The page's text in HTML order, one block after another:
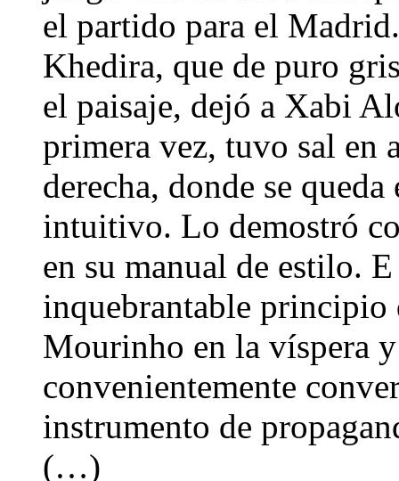
el partido para el
Khedira, que de puro
el paisaje, dejó a Xabi
primera vez, tuvo sal en
derecha, donde se
intuitivo. Lo demostró
en su manual de estilo.
inquebrantable principio
Mourinho en la víspera
convenientemente
instrumento de
(…)